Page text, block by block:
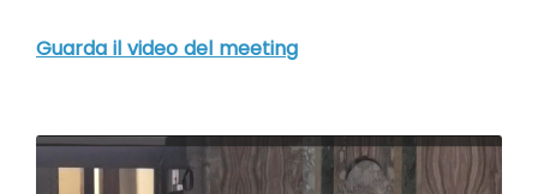
Guarda il video del meeting